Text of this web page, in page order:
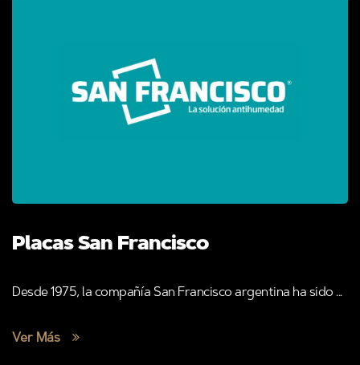
Placas San Francisco
Desde 1975, la compañía San Francisco argentina ha sido ...
Ver Más